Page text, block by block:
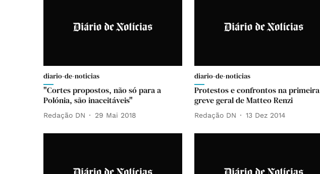
diario-de-noticias
"Cortes propostos, não só para a
Polónia, são inaceitáveis"
Redação DN 29 Mai 2018
diario-de-noticias
Protestos e confrontos na primeira
greve geral de Matteo Renzi
Redação DN 13 Dez 2014